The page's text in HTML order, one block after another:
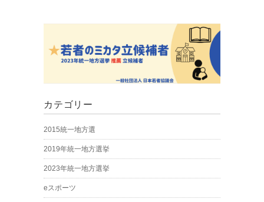
カテゴリー
2015統一地方選
2019年統一地方選挙
2023年統一地方選挙
eスポーツ